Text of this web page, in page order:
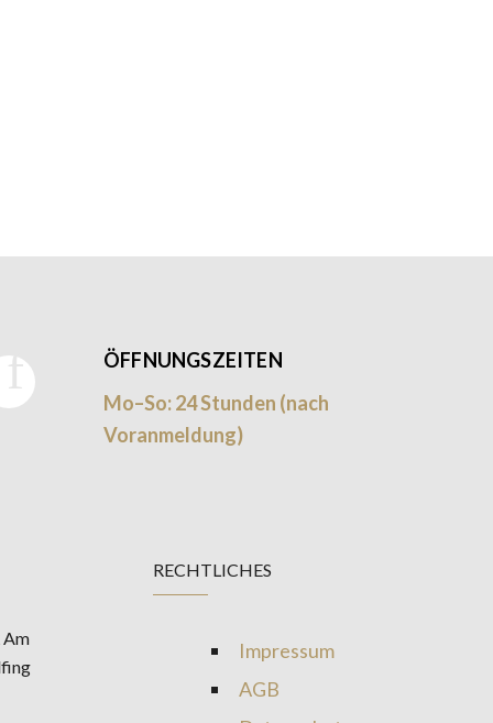
ÖFFNUNGSZEITEN
Mo–So: 24 Stunden (nach
Voranmeldung)
Am
RECHTLICHES
Impressum
AGB